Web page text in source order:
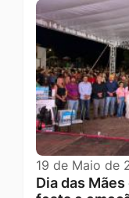
19 de Maio de
Dia das